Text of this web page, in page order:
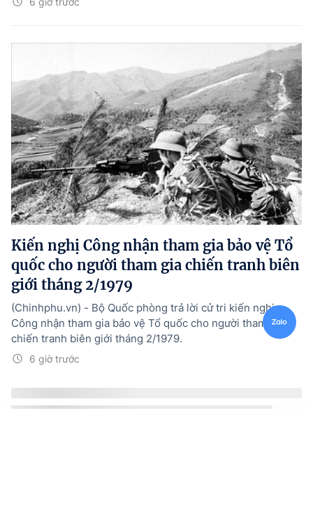
Kiến nghị Công nhận tham gia bảo vệ Tổ
quốc cho người tham gia chiến tranh biên
giới tháng 2/1979
6 giờ trước
(Chinhphu.vn) - Bộ Quốc phòng trả lời cử tri kiến nghị
Công nhận tham gia bảo vệ Tổ quốc cho người tham gia
chiến tranh biên giới tháng 2/1979.